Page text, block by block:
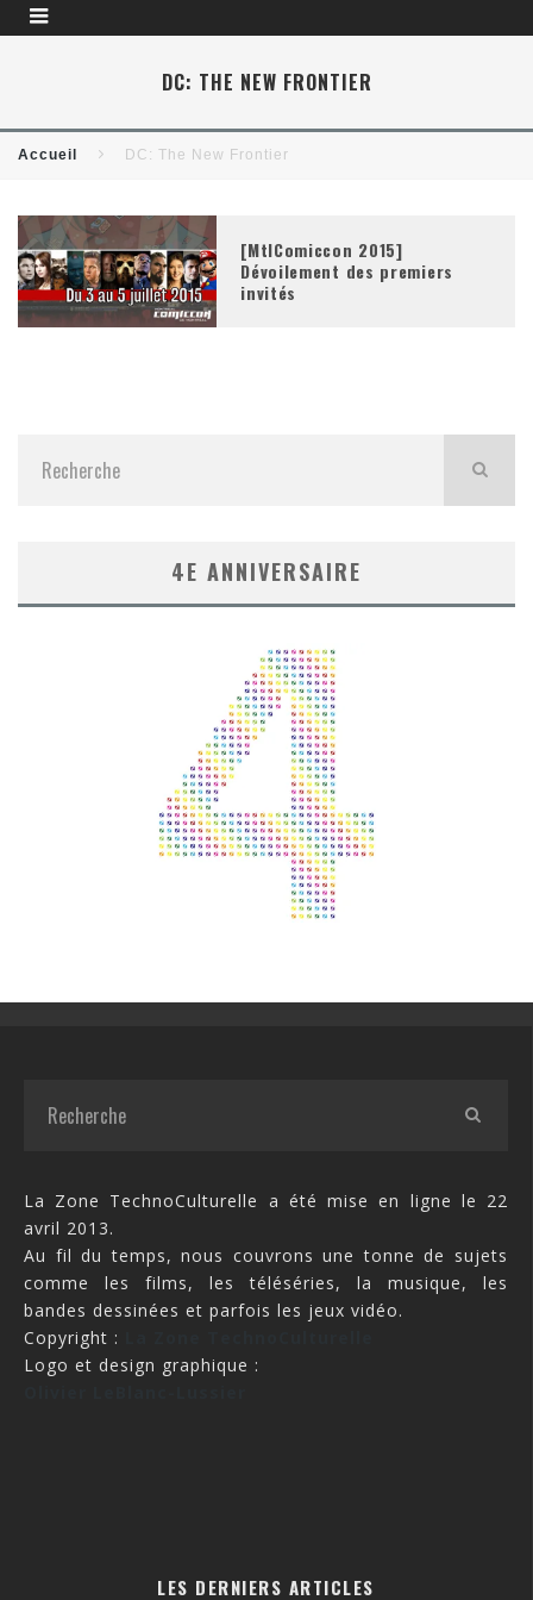
DC: THE NEW FRONTIER
Accueil DC: The New Frontier
[MtlComiccon 2015]
Dévoilement des premiers
invités
4E ANNIVERSAIRE
La Zone TechnoCulturelle a été mise en ligne le 22
avril 2013.
Au fil du temps, nous couvrons une tonne de sujets
comme les films, les téléséries, la musique, les
bandes dessinées et parfois les jeux vidéo.
Copyright :
Logo et design graphique :
LES DERNIERS ARTICLES